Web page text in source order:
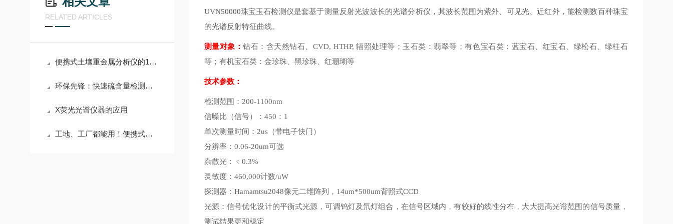
RELATED ARTICLES
便携式土壤重金属分析仪的14个功能特点
环保先锋：快速硫含量检测仪在环境监测中的应用
X荧光光谱仪器的应用
工地、工厂都能用！便携式合金分析仪，不用接线，开机就能查合金成分
UVN50000珠宝玉石检测仪是套基于测量反射光波波长的光谱分析仪，其波长范围为紫外、可见光、近红外，能检测数百种珠宝
的光谱反射特征曲线。
测量对象：钻石：含天然钻石、CVD, HTHP, 辐照处理等；玉石类：翡翠等；有色宝石类：蓝宝石、红宝石、绿松石、绿柱石
等；有机宝石类：金珍珠、黑珍珠、红珊瑚等
技术参数：
检测范围：200-1100nm
信噪比（信号）：450：1
单次测量时间：2us（带电子快门）
分辨率：0.06-20um可选
杂散光：﹤0.3%
灵敏度：460,000计数/uW
探测器：Hamamtsu2048像元二维阵列，14um*500um背照式CCD
光源：信号优化设计的平衡式光源，可调钨灯及氘灯组合，在信号区域内，有较好的线性分布，大大提高光谱范围的信号质量，
测试结果更和稳定